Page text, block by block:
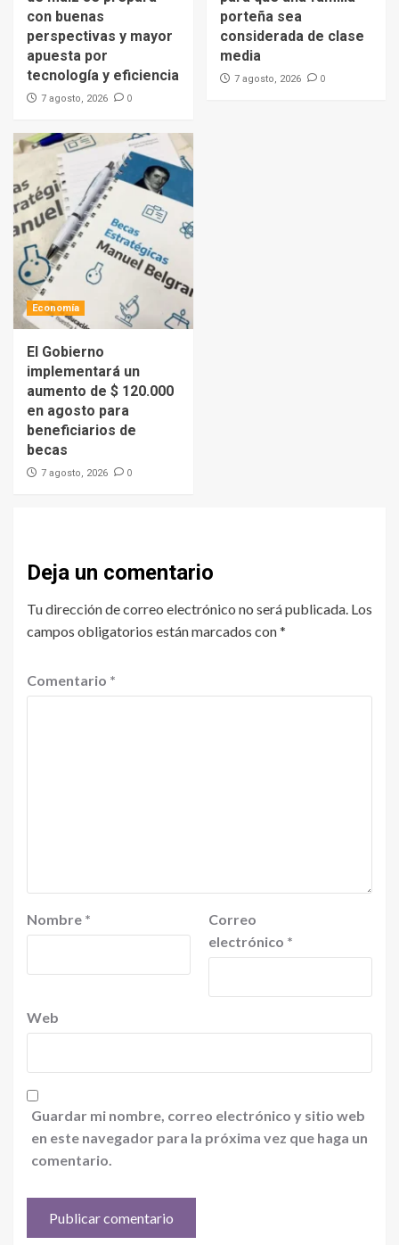
con buenas
perspectivas y mayor
apuesta por
tecnología y eficiencia
7 agosto, 2026 0
porteña sea
considerada de clase
media
7 agosto, 2026 0
Economía
El Gobierno
implementará un
aumento de $ 120.000
en agosto para
beneficiarios de
becas
7 agosto, 2026 0
Deja un comentario
Tu dirección de correo electrónico no será publicada. Los
campos obligatorios están marcados con*
Comentario *
Nombre *
Correo
electrónico *
Web
Guardar mi nombre, correo electrónico y sitio web
en este navegador para la próxima vez que haga un
comentario.